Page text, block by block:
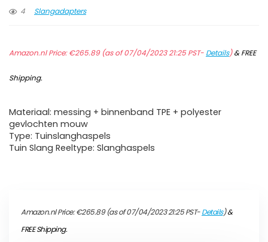
4
Slangadapters
Amazon.nl Price:€265.89(as of 07/04/2023 21:25 PST- Details)&FREE
Shipping.
Materiaal: messing + binnenband TPE + polyester
gevlochten mouw
Type: Tuinslanghaspels
Tuin Slang Reeltype: Slanghaspels
Amazon.nl Price:€265.89(as of 07/04/2023 21:25 PST-Details)&
FREE Shipping.